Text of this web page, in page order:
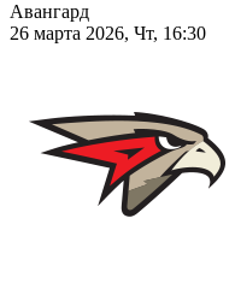
Авангард
26 марта 2026, Чт, 16:30